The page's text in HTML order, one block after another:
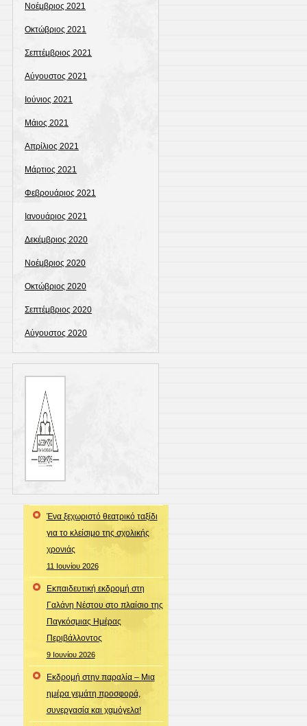
Νοέμβριος 2021
Οκτώβριος 2021
Σεπτέμβριος 2021
Αύγουστος 2021
Ιούνιος 2021
Μάιος 2021
Απρίλιος 2021
Μάρτιος 2021
Φεβρουάριος 2021
Ιανουάριος 2021
Δεκέμβριος 2020
Νοέμβριος 2020
Οκτώβριος 2020
Σεπτέμβριος 2020
Αύγουστος 2020
Ένα ξεχωριστό θεατρικό ταξίδι
για το κλείσιμο της σχολικής
χρονιάς
11 Ιουνίου 2026
Εκπαιδευτική εκδρομή στη
Γαλάνη Νέστου στο πλαίσιο της
Παγκόσμιας Ημέρας
Περιβάλλοντος
9 Ιουνίου 2026
Εκδρομή στην παραλία – Μια
ημέρα γεμάτη προσφορά,
συνεργασία και χαμόγελα!